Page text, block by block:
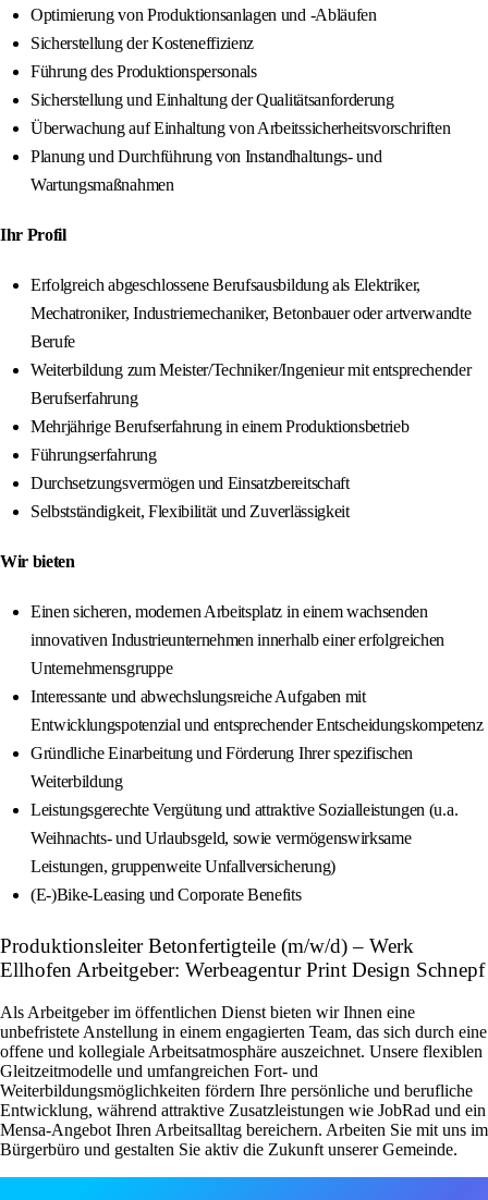
Optimierung von Produktionsanlagen und -Abläufen
Sicherstellung der Kosteneffizienz
Führung des Produktionspersonals
Sicherstellung und Einhaltung der Qualitätsanforderung
Überwachung auf Einhaltung von Arbeitssicherheitsvorschriften
Planung und Durchführung von Instandhaltungs- und
Wartungsmaßnahmen
Ihr Profil
Erfolgreich abgeschlossene Berufsausbildung als Elektriker,
Mechatroniker, Industriemechaniker, Betonbauer oder artverwandte
Berufe
Weiterbildung zum Meister/Techniker/Ingenieur mit entsprechender
Berufserfahrung
Mehrjährige Berufserfahrung in einem Produktionsbetrieb
Führungserfahrung
Durchsetzungsvermögen und Einsatzbereitschaft
Selbstständigkeit, Flexibilität und Zuverlässigkeit
Wir bieten
Einen sicheren, modernen Arbeitsplatz in einem wachsenden
innovativen Industrieunternehmen innerhalb einer erfolgreichen
Unternehmensgruppe
Interessante und abwechslungsreiche Aufgaben mit
Entwicklungspotenzial und entsprechender Entscheidungskompetenz
Gründliche Einarbeitung und Förderung Ihrer spezifischen
Weiterbildung
Leistungsgerechte Vergütung und attraktive Sozialleistungen (u.a.
Weihnachts- und Urlaubsgeld, sowie vermögenswirksame
Leistungen, gruppenweite Unfallversicherung)
(E-)Bike-Leasing und Corporate Benefits
Produktionsleiter Betonfertigteile (m/w/d) – Werk
Ellhofen Arbeitgeber: Werbeagentur Print Design Schnepf
Als Arbeitgeber im öffentlichen Dienst bieten wir Ihnen eine
unbefristete Anstellung in einem engagierten Team, das sich durch eine
offene und kollegiale Arbeitsatmosphäre auszeichnet. Unsere flexiblen
Gleitzeitmodelle und umfangreichen Fort- und
Weiterbildungsmöglichkeiten fördern Ihre persönliche und berufliche
Entwicklung, während attraktive Zusatzleistungen wie JobRad und ein
Mensa-Angebot Ihren Arbeitsalltag bereichern. Arbeiten Sie mit uns im
Bürgerbüro und gestalten Sie aktiv die Zukunft unserer Gemeinde.